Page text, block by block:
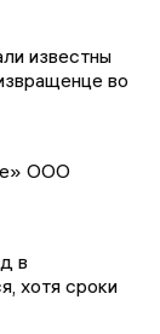
известны
во
ООО
в
хотя сроки